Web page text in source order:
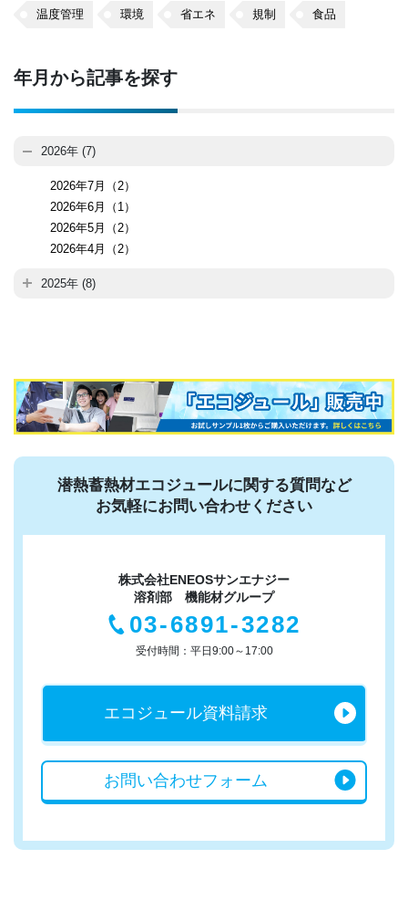
温度管理 環境 省エネ 規制 食品
年月から記事を探す
2026年 (7)
2026年7月（2）
2026年6月（1）
2026年5月（2）
2026年4月（2）
2025年 (8)
潜熱蓄熱材エコジュールに関する質問など
お気軽にお問い合わせください
株式会社ENEOSサンエナジー
溶剤部 機能材グループ
03-6891-3282
受付時間：平日9:00～17:00
エコジュール資料請求
お問い合わせフォーム